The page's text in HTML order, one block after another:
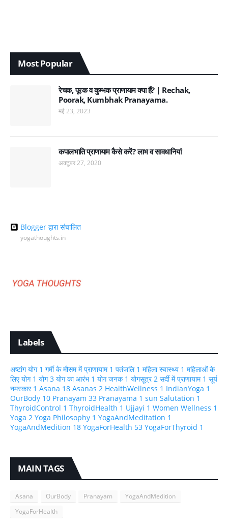
Most Popular
रेचक, पूरक व कुम्भक प्राणायाम क्या हैं? | Rechak,
Poorak, Kumbhak Pranayama.
मई 23, 2023
कपालभाति प्राणायाम कैसे करें? लाभ व सावधानियां
अक्टूबर 27, 2020
Blogger द्वारा संचालित
yogathoughts.in
Labels
अष्टांग योग 1 गर्मी के मौसम में प्राणायाम 1 पतंजलि 1 महिला स्वास्थ्य 1 महिलाओं के
लिए योग 1 योग3 योग का आरंभ 1 योग जनक 1 योगसूत्र2 सर्दी में प्राणायाम 1 सूर्य
नमस्कार 1 Asana 18 Asanas 2 HealthWellness 1 IndianYoga 1
OurBody 10 Pranayam 33 Pranayama 1 sun Salutation 1
ThyroidControl 1 ThyroidHealth 1 Ujjayi 1 Women Wellness 1
Yoga 2 Yoga Philosophy 1 YogaAndMeditation 1
YogaAndMedition 18 YogaForHealth 53 YogaForThyroid 1
MAIN TAGS
Asana OurBody Pranayam
YogaAndMedition
YogaForHealth